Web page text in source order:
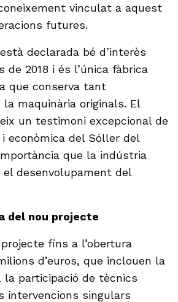
vinculat a aquest
futures.
declarada bé d’interès
de 2018 i és l’única fàbrica
que conserva tant
maquinària originals. El
un testimoni excepcional de
econòmica del Sóller del
que la indústria
desenvolupament del
del nou projecte
fins a l’obertura
d’euros, que inclouen la
la participació de tècnics
intervencions singulars